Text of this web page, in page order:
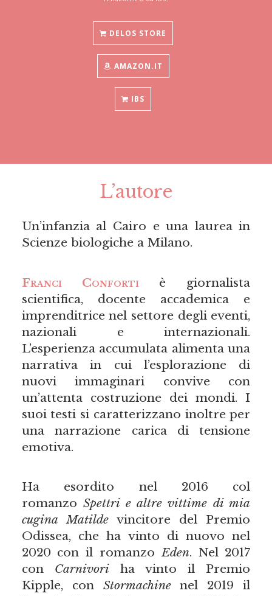
DELOS STORE
AMAZON.IT
IBS
L’autore
Un’infanzia al Cairo e una laurea in
Scienze biologiche a Milano.
Franci Confortiè giornalista
scientifica, docente accademica e
imprenditrice nel settore degli eventi,
nazionali e internazionali.
L’esperienza accumulata alimenta una
narrativa in cui l’esplorazione di
nuovi immaginari convive con
un’attenta costruzione dei mondi. I
suoi testi si caratterizzano inoltre per
una narrazione carica di tensione
emotiva.
Ha esordito nel 2016 col
romanzoSpettri e altre vittime di mia
cuginaMatildevincitore del Premio
Odissea, che ha vinto di nuovo nel
2020 con il romanzoEden. Nel 2017
con Carnivoriha vinto il Premio
Kipple, con Stormachinenel 2019 il